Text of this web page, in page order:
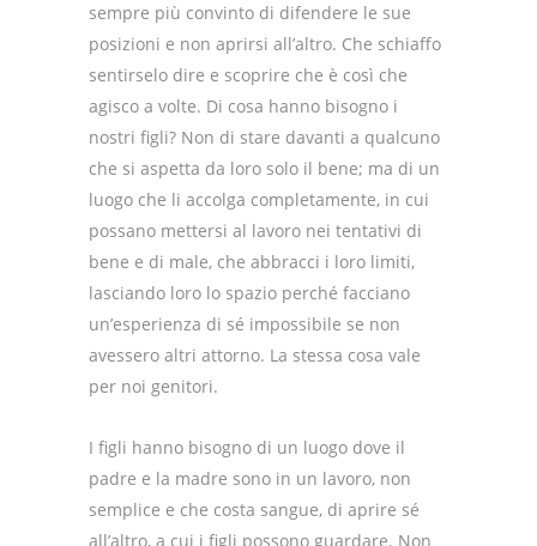
sempre più convinto di difendere le sue
posizioni e non aprirsi all’altro. Che schiaffo
sentirselo dire e scoprire che è così che
agisco a volte. Di cosa hanno bisogno i
nostri figli? Non di stare davanti a qualcuno
che si aspetta da loro solo il bene; ma di un
luogo che li accolga completamente, in cui
possano mettersi al lavoro nei tentativi di
bene e di male, che abbracci i loro limiti,
lasciando loro lo spazio perché facciano
un’esperienza di sé impossibile se non
avessero altri attorno. La stessa cosa vale
per noi genitori.
I figli hanno bisogno di un luogo dove il
padre e la madre sono in un lavoro, non
semplice e che costa sangue, di aprire sé
all’altro, a cui i figli possono guardare. Non